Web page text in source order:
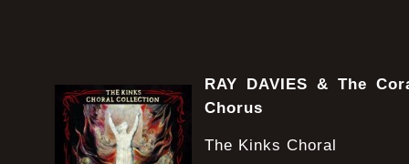
RAY DAVIES & The
Chorus
The Kinks Choral